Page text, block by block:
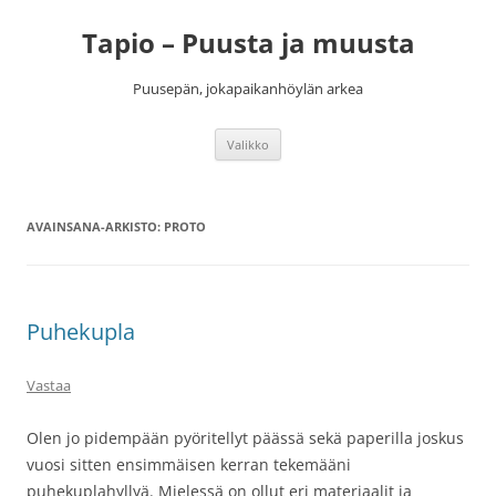
Tapio – Puusta ja muusta
Puusepän, jokapaikanhöylän arkea
Valikko
AVAINSANA-ARKISTO: PROTO
Puhekupla
Vastaa
Olen jo pidempään pyöritellyt päässä sekä paperilla joskus
vuosi sitten ensimmäisen kerran tekemääni
puhekuplahyllyä. Mielessä on ollut eri materiaalit ja